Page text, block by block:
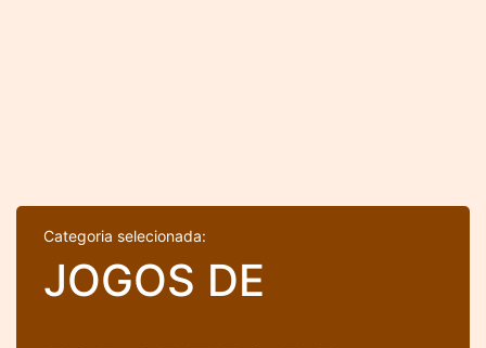
Categoria selecionada:
JOGOS DE